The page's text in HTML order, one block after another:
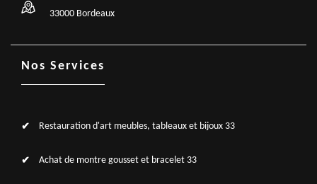
33000 Bordeaux
Nos Services
Restauration d'art meubles, tableaux et bijoux 33
Achat de montre gousset et bracelet 33